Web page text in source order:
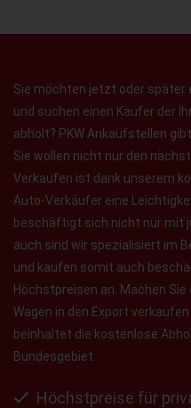
Sie möchten jetzt oder später
und suchen einen Käufer der
abholt? PKW Ankaufstellen
Sie wollen nicht nur den
Verkaufen ist dank unserem
Auto-Verkäufer eine
beschäftigt sich nicht nur mit
auch sind wir spezialisiert im
und kaufen somit auch
Höchstpreisen an. Machen
Wagen in den Export
beinhaltet die kostenlose
Bundesgebiet.
Höchstpreise für